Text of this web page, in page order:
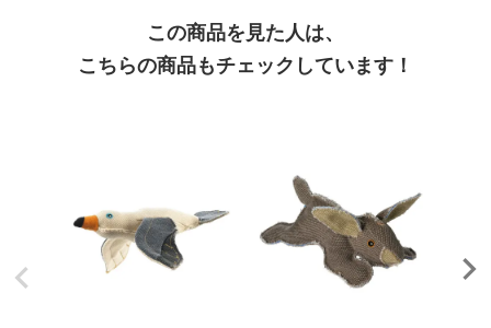
この商品を見た人は、
こちらの商品もチェックしています！